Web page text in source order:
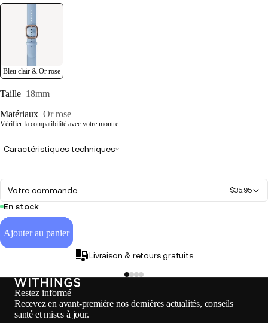
Bleu clair & Or rose
Taille 18mm
Matériaux Or rose
Vérifier la compatibilité avec votre montre
Caractéristiques techniques
Votre commande $35.95
En stock
Ajouter au panier
Livraison & retours gratuits
Restez informé
Recevez en avant-première nos dernières actualités, conseils
santé et mises à jour.